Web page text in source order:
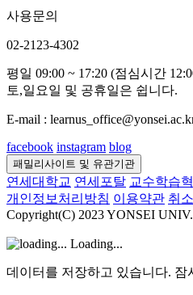
사용문의
02-2123-4302
평일 09:00 ~ 17:20 (점심시간
토,일요일 및 공휴일은 쉽니다.
E-mail :
facebook instagram blog
패밀리사이트 및 유관기관
연세대학교 연세포탈 교수학습
개인정보처리방침 이용약관 취
Copyright(C) 2023 YONSEI
Loading...
데이터를 저장하고 있습니다. 잠